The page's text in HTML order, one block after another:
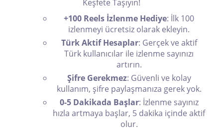
Keşfete Taşıyın!
+100 Reels İzlenme Hediye: İlk 100
izlenmeyi ücretsiz olarak ekleyin.
Türk Aktif Hesaplar: Gerçek ve aktif
Türk kullanıcılar ile izlenme sayınızı
artırın.
Şifre Gerekmez: Güvenli ve kolay
kullanım, şifre paylaşmanıza gerek yok.
0-5 Dakikada Başlar: İzlenme sayınız
hızla artmaya başlar, 5 dakika içinde aktif
olur.